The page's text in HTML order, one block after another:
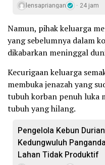
lensapriangan 24 jam
Namun, pihak keluarga
yang sebelumnya dalam
dikabarkan meninggal
Kecurigaan keluarga
membuka jenazah yang
tubuh korban penuh luka
tubuh yang hilang.
Pengelola Kebun
Kedungwuluh
Lahan Tidak Produktif ‎